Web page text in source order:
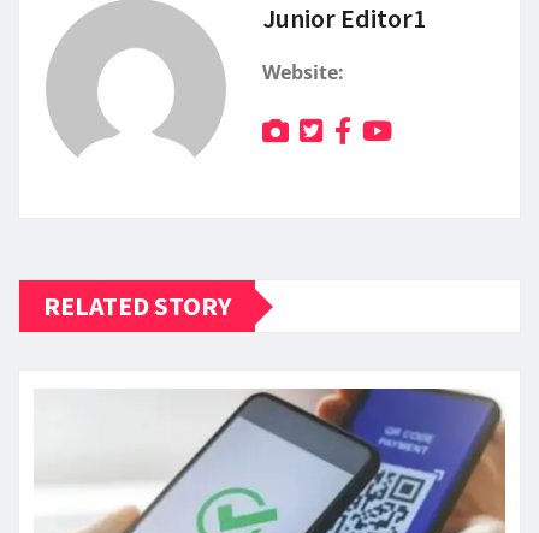
Junior Editor1
Website:
RELATED STORY